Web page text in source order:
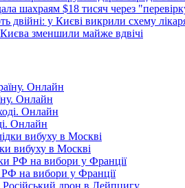
шахраям $18 тисяч через
двійні: у Києві викрили схему
Києва зменшили майже вдвічі
Онлайн
Онлайн
вибуху в Москві
РФ на вибори у Франції